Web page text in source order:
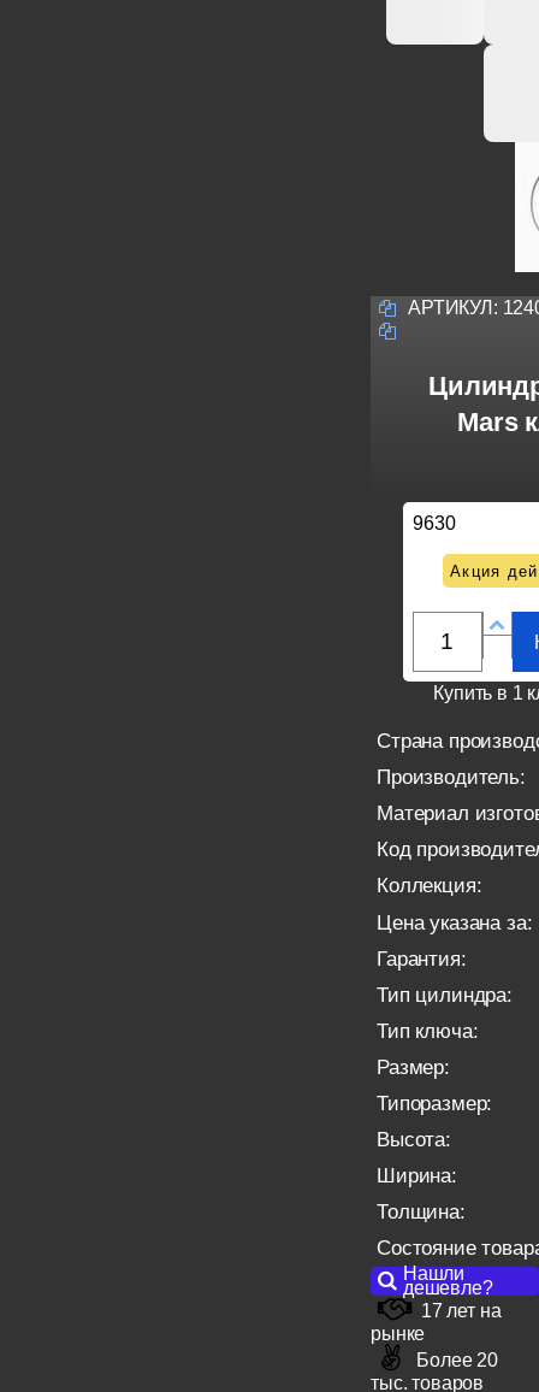
АРТИКУЛ:
Mars
9630
Акция
Купить в 1
Страна
Производитель:
Материал
Код
Коллекция:
Цена указана за:
Гарантия:
Тип цилиндра:
Тип ключа:
Размер:
Типоразмер:
Высота:
Ширина:
Толщина:
Состояние
Нашли
дешевле?
17 лет на
рынке
Более 20
тыс. товаров